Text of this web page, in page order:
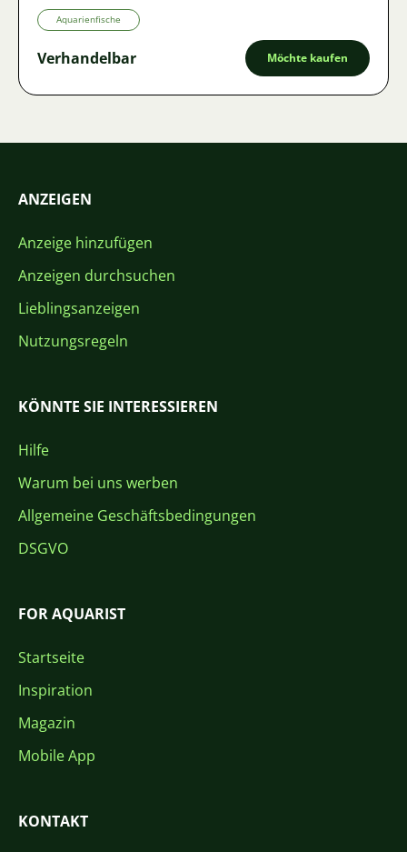
Aquarienfische
Verhandelbar Möchte kaufen
ANZEIGEN
Anzeige hinzufügen
Anzeigen durchsuchen
Lieblingsanzeigen
Nutzungsregeln
KÖNNTE SIE INTERESSIEREN
Hilfe
Warum bei uns werben
Allgemeine Geschäftsbedingungen
DSGVO
FOR AQUARIST
Startseite
Inspiration
Magazin
Mobile App
KONTAKT